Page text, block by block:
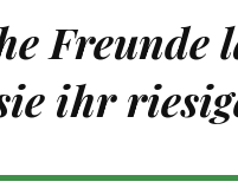
Freunde
ihr